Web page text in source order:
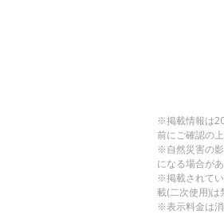
※掲載情報は
前にご確認の
※自然災害の
になる場合があ
※掲載されて
載(二次使用)は
※表示料金は消